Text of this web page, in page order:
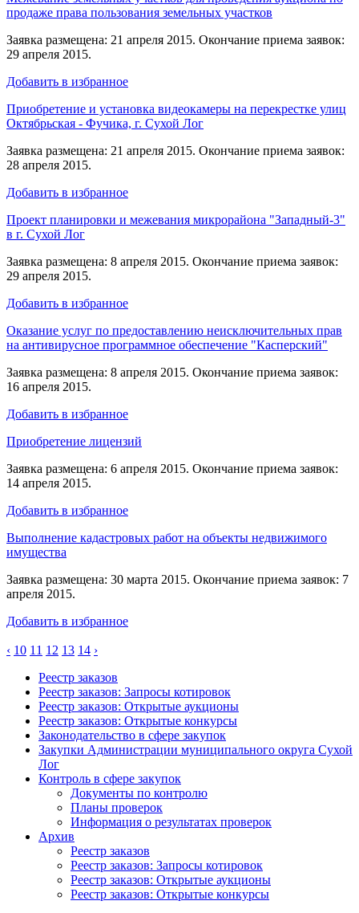
продаже права пользования земельных участков
Заявка размещена: 21 апреля 2015. Окончание приема заявок:
29 апреля 2015.
Добавить в избранное
Приобретение и установка видеокамеры на перекрестке улиц
Октябрьская - Фучика, г. Сухой Лог
Заявка размещена: 21 апреля 2015. Окончание приема заявок:
28 апреля 2015.
Добавить в избранное
Проект планировки и межевания микрорайона "Западный-3"
в г. Сухой Лог
Заявка размещена: 8 апреля 2015. Окончание приема заявок:
29 апреля 2015.
Добавить в избранное
Оказание услуг по предоставлению неисключительных прав
на антивирусное программное обеспечение "Касперский"
Заявка размещена: 8 апреля 2015. Окончание приема заявок:
16 апреля 2015.
Добавить в избранное
Приобретение лицензий
Заявка размещена: 6 апреля 2015. Окончание приема заявок:
14 апреля 2015.
Добавить в избранное
Выполнение кадастровых работ на объекты недвижимого
имущества
Заявка размещена: 30 марта 2015. Окончание приема заявок: 7
апреля 2015.
Добавить в избранное
‹ 10 11 12 13 14 ›
Реестр заказов
Реестр заказов: Запросы котировок
Реестр заказов: Открытые аукционы
Реестр заказов: Открытые конкурсы
Законодательство в сфере закупок
Закупки Администрации муниципального округа Сухой
Лог
Контроль в сфере закупок
Документы по контролю
Планы проверок
Информация о результатах проверок
Архив
Реестр заказов
Реестр заказов: Запросы котировок
Реестр заказов: Открытые аукционы
Реестр заказов: Открытые конкурсы